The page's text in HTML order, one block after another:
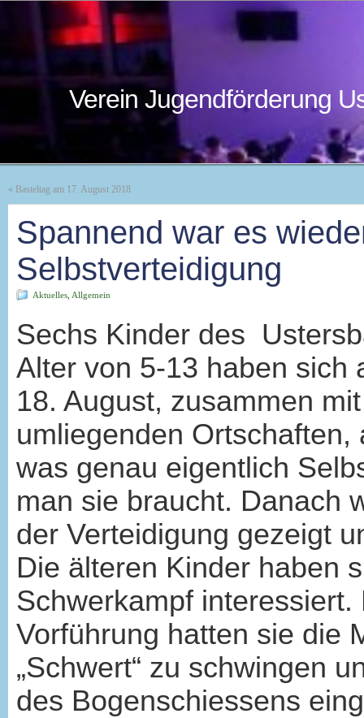
Verein Jugendförderung
« Basteltag am 17. August 2018
Spannend war es
Selbstverteidigung
Aktuelles Allgemein
Sechs Kinder des
Alter von 5-13 haben sich
18. August, zusammen
umliegenden
was genau eigentlich
man sie braucht. Danach
der Verteidigung gezeigt
Die älteren Kinder haben
Schwerkampf
Vorführung hatten sie die
„Schwert“ zu schwingen
des Bogenschiessens